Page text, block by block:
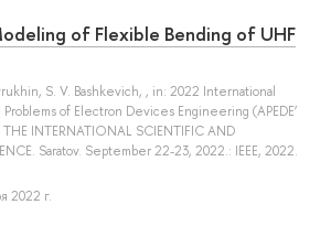
of Flexible Bending of UHF
, S. V. Bashkevich, , in: 2022 International
of Electron Devices Engineering (APEDE’
INTERNATIONAL SCIENTIFIC AND
Saratov. September 22-23, 2022.: IEEE, 2022.
2022 г.